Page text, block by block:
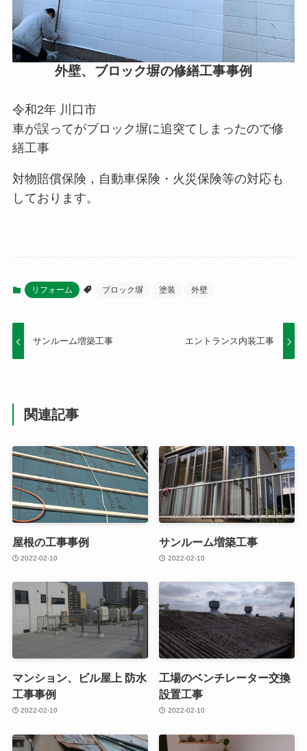
外壁、ブロック塀の修繕工事事例
令和2年 川口市
車が誤ってがブロック塀に追突てしまったので修
繕工事
対物賠償保険，自動車保険・火災保険等の対応も
しております。
リフォーム ブロック塀 塗装 外壁
サンルーム増築工事 エントランス内装工事
関連記事
屋根の工事事例
2022-02-10
サンルーム増築工事
2022-02-10
マンション、ビル屋上 防水
工事事例
2022-02-10
工場のベンチレーター交換
設置工事
2022-02-10